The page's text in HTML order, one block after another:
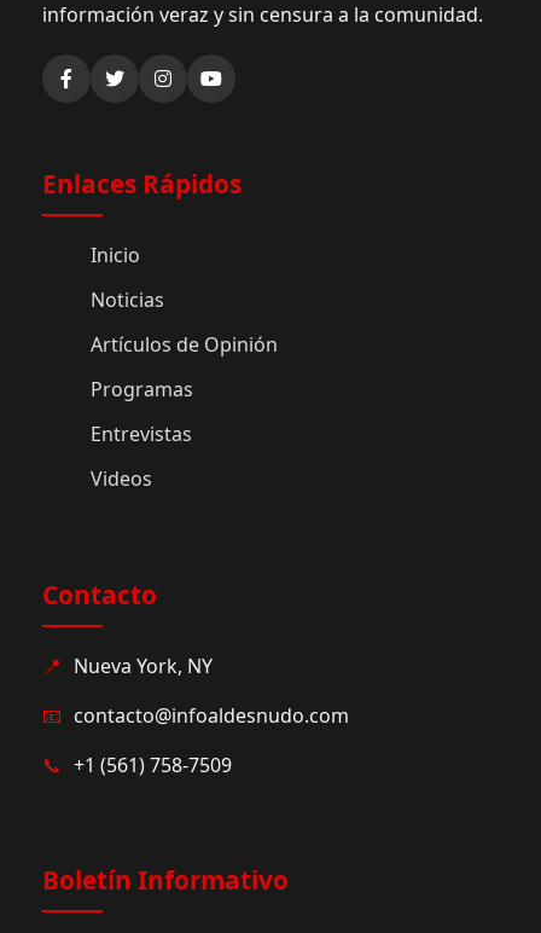
información veraz y sin censura a la comunidad.
Enlaces Rápidos
Inicio
Noticias
Artículos de Opinión
Programas
Entrevistas
Videos
Contacto
📍 Nueva York, NY
📧 contacto@infoaldesnudo.com
📞 +1 (561) 758-7509
Boletín Informativo